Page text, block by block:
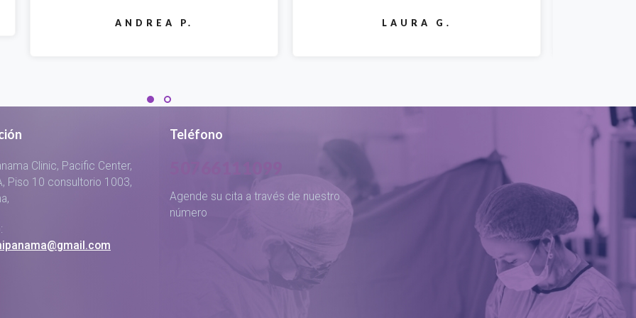
LAURA G. SOFIA M.
Clinic, Pacific Center,
Piso 10 consultorio 1003,
Teléfono
Agende su cita a través de nuestro
número